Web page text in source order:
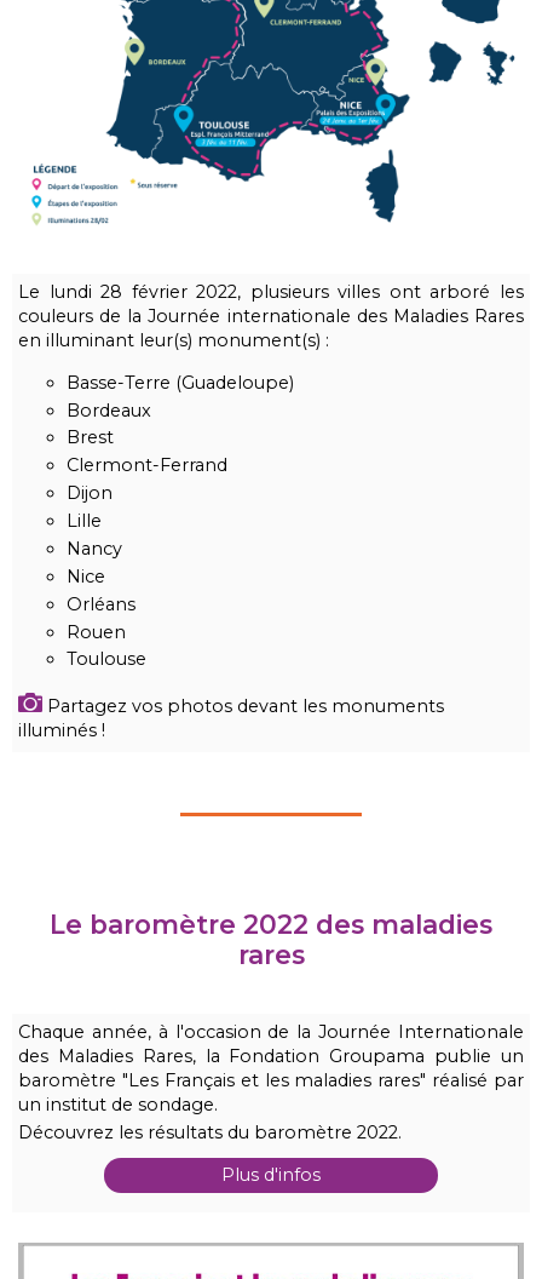
Le lundi 28 février 2022, plusieurs villes ont arboré les
couleurs de la Journée internationale des Maladies Rares
en illuminant leur(s) monument(s) :
Basse-Terre (Guadeloupe)
Bordeaux
Brest
Clermont-Ferrand
Dijon
Lille
Nancy
Nice
Orléans
Rouen
Toulouse
Partagez vos photos devant les monuments
illuminés !
Le baromètre 2022 des maladies
rares
Chaque année, à l'occasion de la Journée Internationale
des Maladies Rares, la Fondation Groupama publie un
baromètre "Les Français et les maladies rares" réalisé par
un institut de sondage.
Découvrez les résultats du baromètre 2022.
Plus d'infos